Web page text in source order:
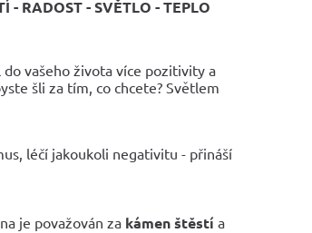
- RADOST - SVĚTLO - TEPLO
vašeho života více pozitivity a
šli za tím, co chcete? Světlem
léčí jakoukoli negativitu - přináší
je považován za kámenštěstí a